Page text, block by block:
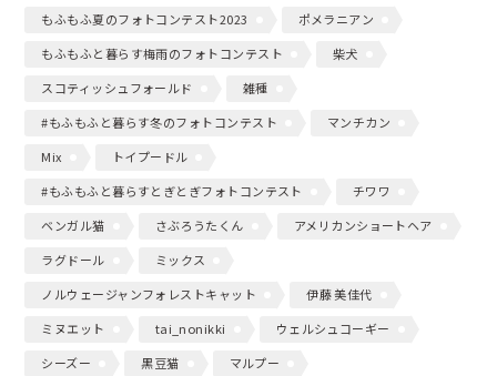
もふもふ夏のフォトコンテスト2023
ポメラニアン
もふもふと暮らす梅雨のフォトコンテスト
柴犬
スコティッシュフォールド
雑種
#もふもふと暮らす冬のフォトコンテスト
マンチカン
Mix
トイプードル
#もふもふと暮らすとぎとぎフォトコンテスト
チワワ
ベンガル猫
さぶろうたくん
アメリカンショートヘア
ラグドール
ミックス
ノルウェージャンフォレストキャット
伊藤 美佳代
ミヌエット
tai_nonikki
ウェルシュコーギー
シーズー
黒豆猫
マルプー